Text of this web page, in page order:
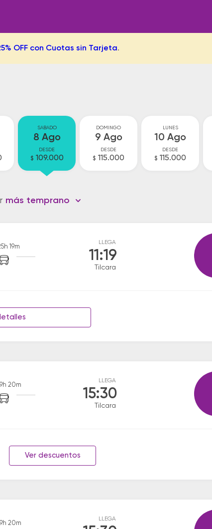
OFF con Cuotas sin Tarjeta.
SABADO
8 Ago
DESDE
$ 109.000
DOMINGO
9 Ago
DESDE
$ 115.000
LUNES
10 Ago
DESDE
$ 115.000
más temprano
19m
LLEGA
11:19
Tilcara
20m
LLEGA
15:30
Tilcara
Ver descuentos
20m
LLEGA